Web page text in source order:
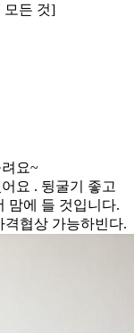
모든 것]
요~
요 . 뒹굴기 좋고
맘에 들 것입니다.
협상 가능하빈다.